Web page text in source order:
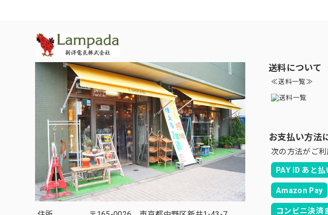
送料について
≪送料一覧≫
お支払い方法
次の方法がご利
PAY ID あと払
Amazon Pay
コンビニ決済